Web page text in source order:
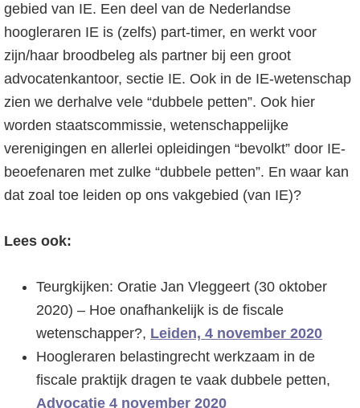
gebied van IE. Een deel van de Nederlandse
hoogleraren IE is (zelfs) part-timer, en werkt voor
zijn/haar broodbeleg als partner bij een groot
advocatenkantoor, sectie IE. Ook in de IE-wetenschap
zien we derhalve vele “dubbele petten”. Ook hier
worden staatscommissie, wetenschappelijke
verenigingen en allerlei opleidingen “bevolkt” door IE-
beoefenaren met zulke “dubbele petten”. En waar kan
dat zoal toe leiden op ons vakgebied (van IE)?
Lees ook:
Teurgkijken: Oratie Jan Vleggeert (30 oktober
2020) – Hoe onafhankelijk is de fiscale
wetenschapper?, Leiden, 4 november 2020
Hoogleraren belastingrecht werkzaam in de
fiscale praktijk dragen te vaak dubbele petten,
Advocatie 4 november 2020